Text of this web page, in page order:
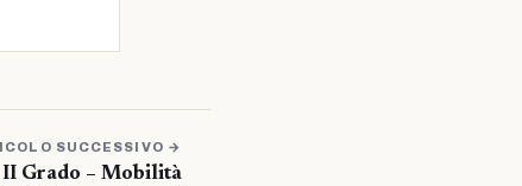
SUCCESSIVO →
II Grado – Mobilità